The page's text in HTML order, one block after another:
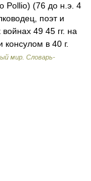
Pollio) (76 до н.э. 4
поэт и
49 45 гг. на
в 40 г.
мир. Словарь-